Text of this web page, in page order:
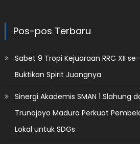
Pos-pos Terbaru
Sabet 9 Tropi Kejuaraan RRC XII
Buktikan Spirit Juangnya
Sinergi Akademis SMAN 1 Slahung
Trunojoyo Madura Perkuat
Lokal untuk SDGs